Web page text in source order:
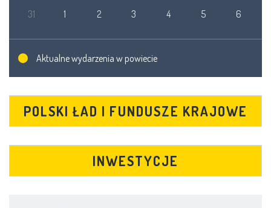
31 1 2 3 4 5 6
Aktualne wydarzenia w powiecie
POLSKI ŁAD I FUNDUSZE KRAJOWE
INWESTYCJE